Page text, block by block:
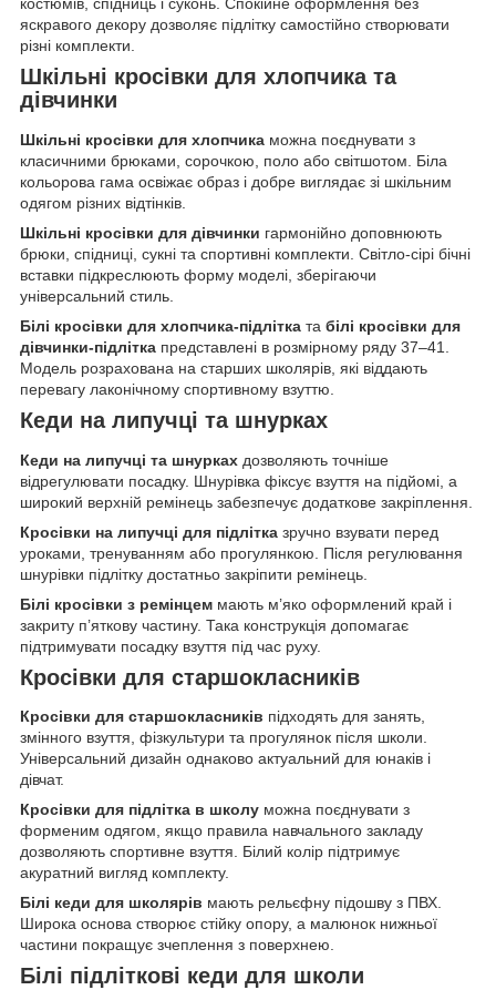
костюмів, спідниць і суконь. Спокійне оформлення без
яскравого декору дозволяє підлітку самостійно створювати
різні комплекти.
Шкільні кросівки для хлопчика та
дівчинки
Шкільні кросівки для хлопчика можна поєднувати з
класичними брюками, сорочкою, поло або світшотом. Біла
кольорова гама освіжає образ і добре виглядає зі шкільним
одягом різних відтінків.
Шкільні кросівки для дівчинки гармонійно доповнюють
брюки, спідниці, сукні та спортивні комплекти. Світло-сірі бічні
вставки підкреслюють форму моделі, зберігаючи
універсальний стиль.
Білі кросівки для хлопчика-підлітка та білі кросівки для
дівчинки-підлітка представлені в розмірному ряду 37–41.
Модель розрахована на старших школярів, які віддають
перевагу лаконічному спортивному взуттю.
Кеди на липучці та шнурках
Кеди на липучці та шнурках дозволяють точніше
відрегулювати посадку. Шнурівка фіксує взуття на підйомі, а
широкий верхній ремінець забезпечує додаткове закріплення.
Кросівки на липучці для підлітка зручно взувати перед
уроками, тренуванням або прогулянкою. Після регулювання
шнурівки підлітку достатньо закріпити ремінець.
Білі кросівки з ремінцем мають м’яко оформлений край і
закриту п’яткову частину. Така конструкція допомагає
підтримувати посадку взуття під час руху.
Кросівки для старшокласників
Кросівки для старшокласників підходять для занять,
змінного взуття, фізкультури та прогулянок після школи.
Універсальний дизайн однаково актуальний для юнаків і
дівчат.
Кросівки для підлітка в школу можна поєднувати з
форменим одягом, якщо правила навчального закладу
дозволяють спортивне взуття. Білий колір підтримує
акуратний вигляд комплекту.
Білі кеди для школярів мають рельєфну підошву з ПВХ.
Широка основа створює стійку опору, а малюнок нижньої
частини покращує зчеплення з поверхнею.
Білі підліткові кеди для школи